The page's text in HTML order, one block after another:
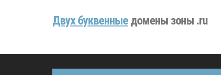
Двуx буквенные домены зоны .ru